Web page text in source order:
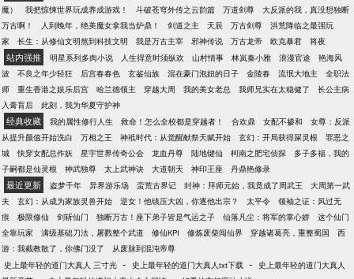
魔）
我把惊悚世界玩成养成游戏！ 斗破苍穹外传之云韵篇 万道剑尊
大反派的我，真没想独断
万古啊！
人到晚年，绝美魔女拿我当炉鼎！ 剑道之主 天辰 万古剑尊
洪荒降临之最强玩
家
长生：从修仙文明熬到科技文明 我是万古主宰 邪神传说 万古龙帝 欧克暴君 将夜
站内强推 明星系列多肉小说 人生得意时须纵欢 山村情事 林岚秦小雅 浪漫官途
艳海风
波
不良之年少轻狂 后宫春春色 玄鉴仙族 混在豪门泡妞的日子 金陵春 流氓大地主
全职法
师
重生香港之娱乐后宫 哈兰德领主 穿越大周 我的美女老总 我师兄实在太稳健了
长公主病
入膏肓后
此刻，我为华夏守护神
经典收藏 我的属性修行人生 救命！怎么全校都是穿越者！ 合欢鼎 女配不掺和
女尊：反派
从提升颜值开始洗白
万相之王 神袛时代：从觉醒献祭天赋开始 玄幻：开局获得屎灵根
罪恶之
城
快穿女配总作妖 星宇世界传奇公会 龙血丹尊 陆地键仙 柯南之肥宅侦探
多子多福，我的
子嗣都是仙灵根
神武独尊 太上武神诀 大道朝天 神印王座 丹鼎艳修录
最近更新 盗梦千年 异界游乐场 蛮荒古界记 封神：拜师元始，我竟成了周武王
大周第一武
夫
玄幻：从成为家族灵兽开始 逆女！他镇压大凶，你逐他出宗？ 太平令
领袖之证：风过无
痕
极限修仙 剑斩仙门 独断万古！座下弟子皆是气运之子 仙落凡尘：将军的掌心娇
这个仙门
全靠玩家
满级基础刀法，屠戮整个武道 修仙KPI 修炼废柴闯仙界 穿越诸葛亮，重整蜀国
西
游：我截教散了，你佛门没了
从废脉到混沌帝尊
史上最年轻的道门大真人 三寸光 - 史上最年轻的道门大真人txt下载 -
史上最年轻的道门大真人